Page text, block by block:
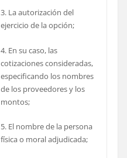
3. La autorización del
ejercicio de la opción;
4. En su caso, las
cotizaciones consideradas,
especificando los nombres
de los proveedores y los
montos;
5. El nombre de la persona
física o moral adjudicada;